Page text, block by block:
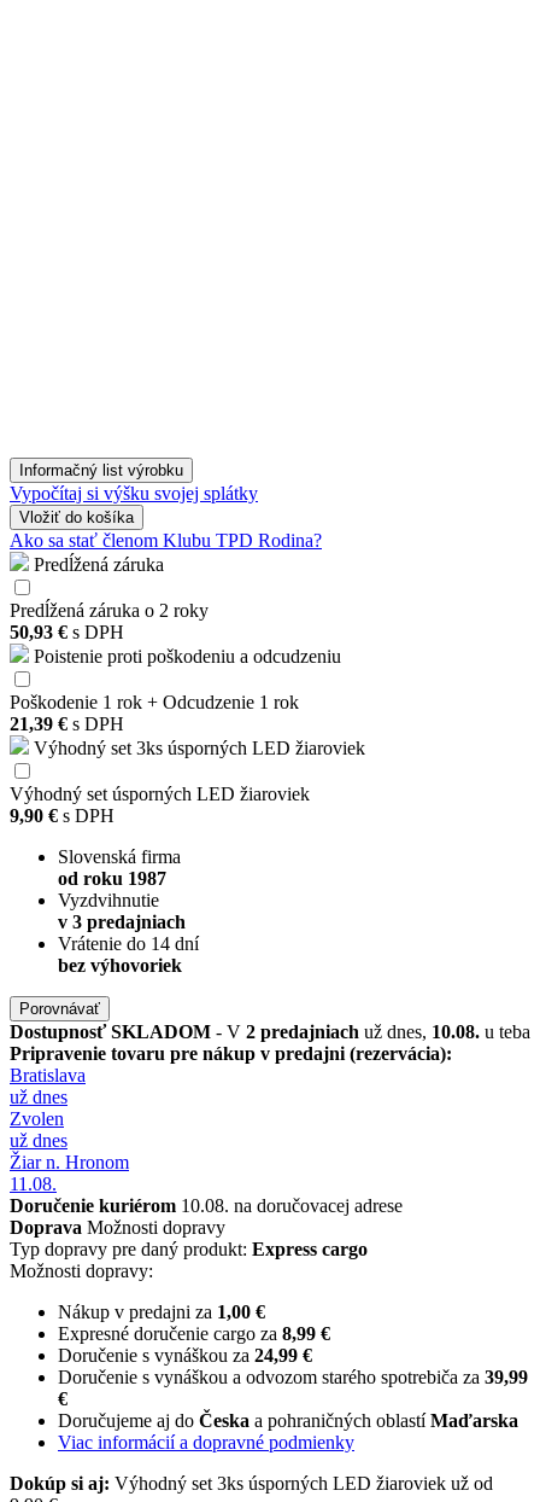
Informačný list výrobku
Vypočítaj si výšku svojej splátky
Vložiť do košíka
Ako sa stať členom Klubu TPD Rodina?
Predĺžená záruka
Predĺžená záruka o 2 roky
50,93 € s DPH
Poistenie proti poškodeniu a odcudzeniu
Poškodenie 1 rok + Odcudzenie 1 rok
21,39 € s DPH
Výhodný set 3ks úsporných LED žiaroviek
Výhodný set úsporných LED žiaroviek
9,90 € s DPH
Slovenská firma
od roku 1987
Vyzdvihnutie
v 3 predajniach
Vrátenie do 14 dní
bez výhovoriek
Porovnávať
DostupnosťSKLADOM - V 2 predajniach už dnes, 10.08. u teba
Pripravenie tovaru pre nákup v predajni (rezervácia):
Bratislava
už dnes
Zvolen
už dnes
Žiar n. Hronom
11.08.
Doručenie kuriérom 10.08. na doručovacej adrese
Doprava Možnosti dopravy
Typ dopravy pre daný produkt: Express cargo
Možnosti dopravy:
Nákup v predajni za 1,00 €
Expresné doručenie cargo za 8,99 €
Doručenie s vynáškou za 24,99 €
Doručenie s vynáškou a odvozom starého spotrebiča za 39,99
€
Doručujeme aj do Česka a pohraničných oblastíMaďarska
Viac informácií a dopravné podmienky
Dokúp si aj: Výhodný set 3ks úsporných LED žiaroviek už od